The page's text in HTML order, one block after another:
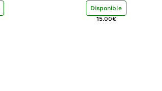
Disponible
15.00€